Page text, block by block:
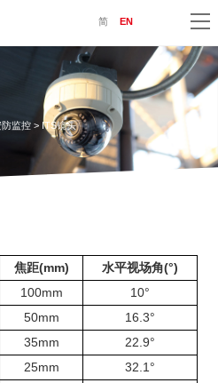
简 EN
防监控> ITS镜头
焦距(mm)
水平视场角(°)
100mm
10°
50mm
16.3°
35mm
22.9°
25mm
32.1°